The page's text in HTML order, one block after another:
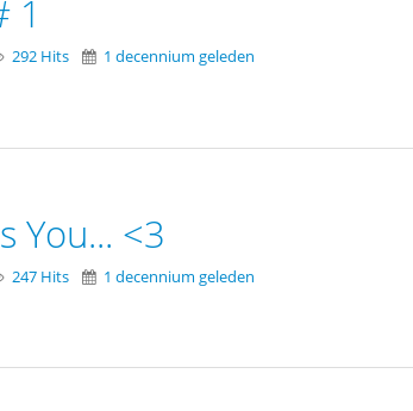
1
292 Hits 1 decennium geleden
You... <3
247 Hits 1 decennium geleden